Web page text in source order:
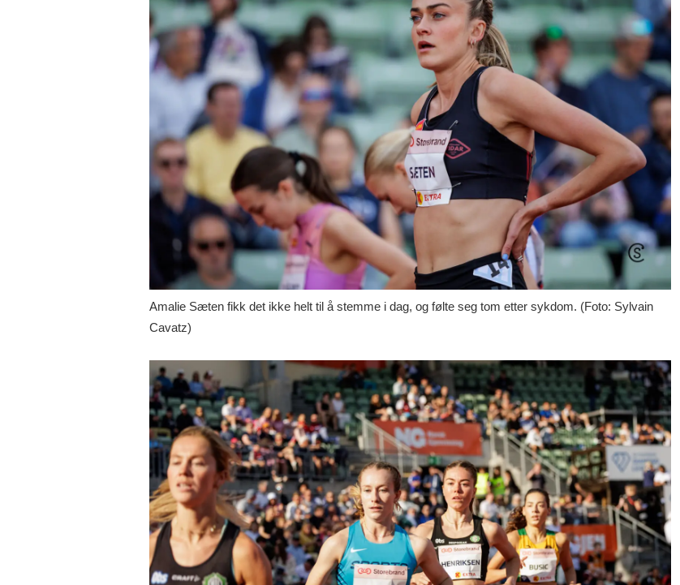
Amalie Sæten fikk det ikke helt til å stemme i dag, og følte seg tom etter sykdom. (Foto: Sylvain
Cavatz)